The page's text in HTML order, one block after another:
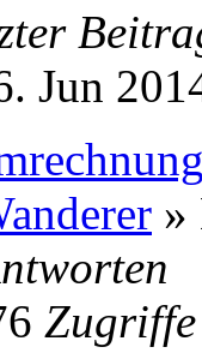
Jun
»
Zugriffe